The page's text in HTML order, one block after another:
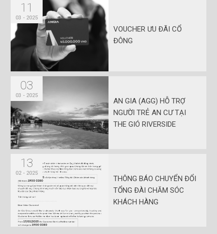
11
03 - 2025
VOUCHER ƯU ĐÃI CỔ
ĐÔNG
03
03 - 2025
AN GIA (AGG) HỖ TRỢ
NGƯỜI TRẺ AN CƯ TẠI
THE GIÓ RIVERSIDE
13
02 - 2025
THÔNG BÁO CHUYỂN ĐỔI
TỔNG ĐÀI CHĂM SÓC
KHÁCH HÀNG